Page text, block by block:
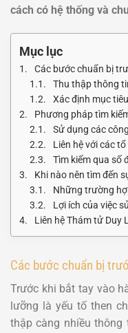
cách có hệ thống và
Mục lục
Các bước chuẩn bị
Thu thập thông
Xác định mục
Phương pháp tìm
Sử dụng các
Liên hệ với các tổ
Tìm kiếm qua số
Khi nào nên tìm đến
Những trường
Lợi ích của việc
Liên hệ Thám tử Duy
Các bước chuẩn bị
Trước khi bắt tay vào
lưỡng là yếu tố then
thập càng nhiều